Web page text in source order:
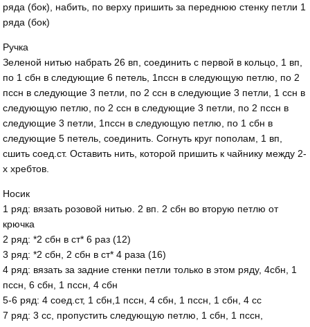
ряда (бок), набить, по верху пришить за переднюю стенку петли 1
ряда (бок)
Ручка
Зеленой нитью набрать 26 вп, соединить с первой в кольцо, 1 вп,
по 1 сбн в следующие 6 петель, 1пссн в следующую петлю, по 2
пссн в следующие 3 петли, по 2 ссн в следующие 3 петли, 1 ссн в
следующую петлю, по 2 ссн в следующие 3 петли, по 2 пссн в
следующие 3 петли, 1пссн в следующую петлю, по 1 сбн в
следующие 5 петель, соединить. Согнуть круг пополам, 1 вп,
сшить соед.ст. Оставить нить, которой пришить к чайнику между 2-
х хребтов.
Носик
1 ряд: вязать розовой нитью. 2 вп. 2 сбн во вторую петлю от
крючка
2 ряд: *2 сбн в ст* 6 раз (12)
3 ряд: *2 сбн, 2 сбн в ст* 4 раза (16)
4 ряд: вязать за задние стенки петли только в этом ряду, 4сбн, 1
пссн, 6 сбн, 1 пссн, 4 сбн
5-6 ряд: 4 соед.ст, 1 сбн,1 пссн, 4 сбн, 1 пссн, 1 сбн, 4 сс
7 ряд: 3 сс, пропустить следующую петлю, 1 сбн, 1 пссн,